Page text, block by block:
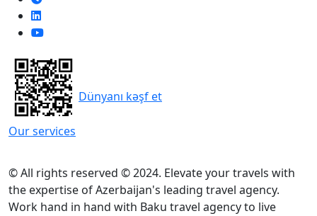
Our services
Dünyanı kəşf et
© All rights reserved © 2024. Elevate your travels with
the expertise of Azerbaijan's leading travel agency.
Work hand in hand with Baku travel agency to live